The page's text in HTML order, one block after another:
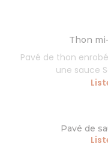
Thon
Pavé de thon
une sauce
Pavé de